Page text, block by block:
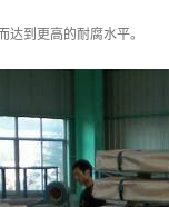
到更高的耐腐水平。